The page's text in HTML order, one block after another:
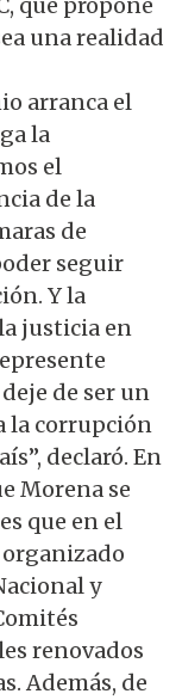
que propone
una realidad
arranca el
la
el
de la
de
seguir
Y la
justicia en
de ser un
la corrupción
declaró. En
Morena se
que en el
organizado
y
renovados
Además, de